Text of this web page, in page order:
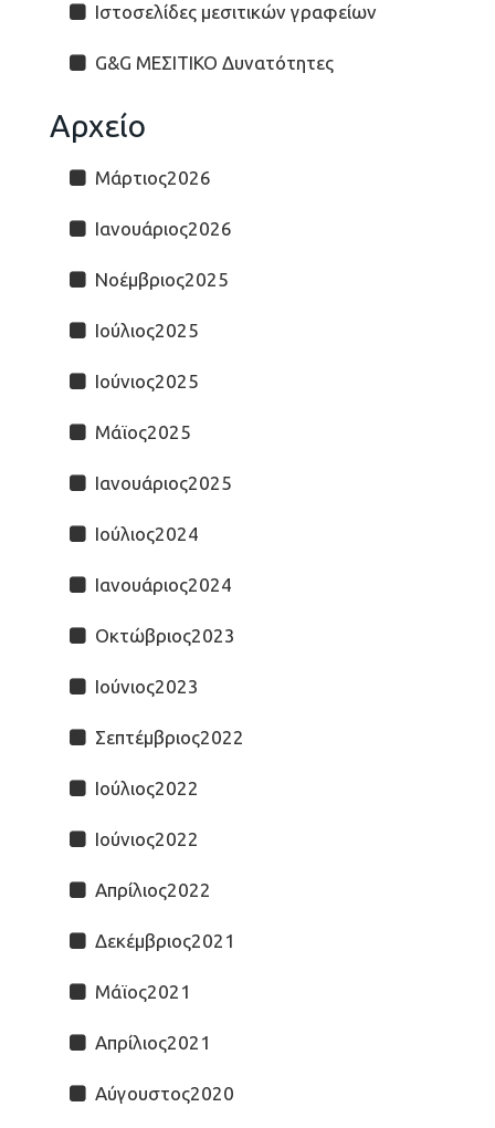
Ιστοσελίδες μεσιτικών γραφείων
G&G ΜΕΣΙΤΙΚΟ Δυνατότητες
Αρχείο
Μάρτιος2026
Ιανουάριος2026
Νοέμβριος2025
Ιούλιος2025
Ιούνιος2025
Μάϊος2025
Ιανουάριος2025
Ιούλιος2024
Ιανουάριος2024
Οκτώβριος2023
Ιούνιος2023
Σεπτέμβριος2022
Ιούλιος2022
Ιούνιος2022
Απρίλιος2022
Δεκέμβριος2021
Μάϊος2021
Απρίλιος2021
Αύγουστος2020